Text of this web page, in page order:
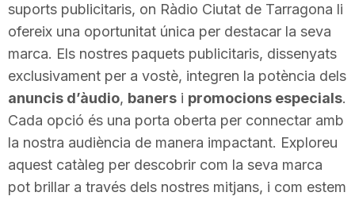
i
u
a
suports publicitaris, on Ràdio Ciutat de Tarragona li
ofereix una oportunitat única per destacar la seva
marca. Els nostres paquets publicitaris, dissenyats
exclusivament per a vostè, integren la potència dels
anuncis d’àudio, baners i promocions especials.
Cada opció és una porta oberta per connectar amb
la nostra audiència de manera impactant. Exploreu
aquest catàleg per descobrir com la seva marca
pot brillar a través dels nostres mitjans, i com estem